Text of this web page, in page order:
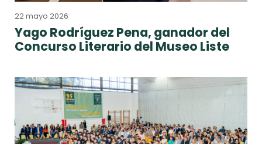
22 mayo 2026
Yago Rodríguez Pena, ganador del
Concurso Literario del Museo Liste